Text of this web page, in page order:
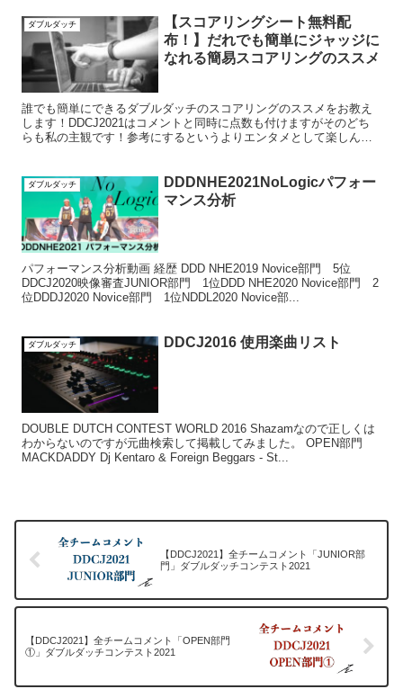
ダブルダッチ
【スコアリングシート無料配
布！】だれでも簡単にジャッジに
なれる簡易スコアリングのススメ
誰でも簡単にできるダブルダッチのスコアリングのススメをお教え
します！DDCJ2021はコメントと同時に点数も付けますがそのどち
らも私の主観です！参考にするというよりエンタメとして楽しんで
ダブルダッチ
DDDNHE2021NoLogicパフォー
マンス分析
パフォーマンス分析動画 経歴 DDD NHE2019 Novice部門 5位
DDCJ2020映像審査JUNIOR部門 1位DDD NHE2020 Novice部門 2
位DDDJ2020 Novice部門 1位NDDL2020 Novice部...
ダブルダッチ DDCJ2016 使用楽曲リスト
DOUBLE DUTCH CONTEST WORLD 2016 Shazamなので正しくは
わからないのですが元曲検索して掲載してみました。 OPEN部門
MACKDADDY Dj Kentaro & Foreign Beggars - St...
【DDCJ2021】全チームコメント「JUNIOR部
門」ダブルダッチコンテスト2021
【DDCJ2021】全チームコメント「OPEN部門
①」ダブルダッチコンテスト2021